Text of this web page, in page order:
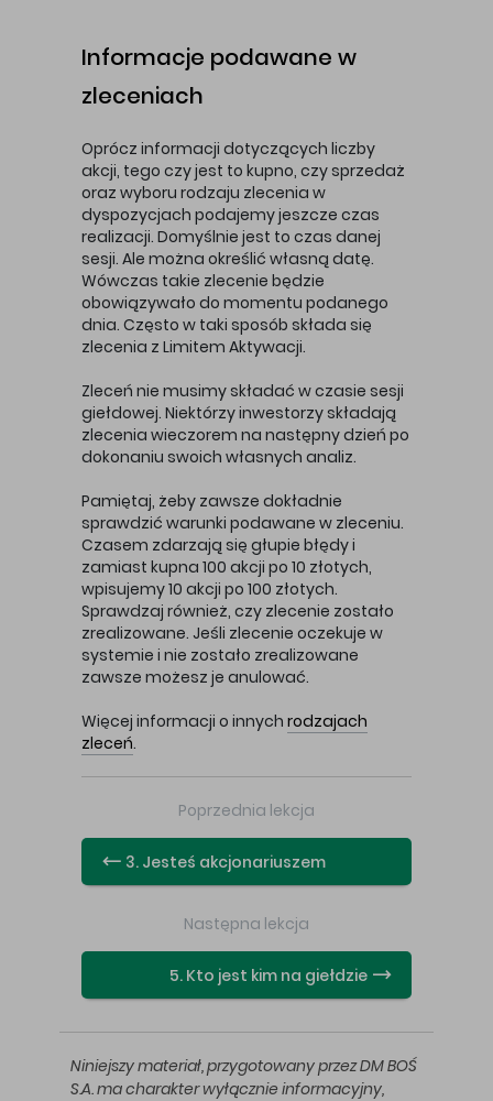
Informacje podawane w
zleceniach
Oprócz informacji dotyczących liczby
akcji, tego czy jest to kupno, czy sprzedaż
oraz wyboru rodzaju zlecenia w
dyspozycjach podajemy jeszcze czas
realizacji. Domyślnie jest to czas danej
sesji. Ale można określić własną datę.
Wówczas takie zlecenie będzie
obowiązywało do momentu podanego
dnia. Często w taki sposób składa się
zlecenia z Limitem Aktywacji.
Zleceń nie musimy składać w czasie sesji
giełdowej. Niektórzy inwestorzy składają
zlecenia wieczorem na następny dzień po
dokonaniu swoich własnych analiz.
Pamiętaj, żeby zawsze dokładnie
sprawdzić warunki podawane w zleceniu.
Czasem zdarzają się głupie błędy i
zamiast kupna 100 akcji po 10 złotych,
wpisujemy 10 akcji po 100 złotych.
Sprawdzaj również, czy zlecenie zostało
zrealizowane. Jeśli zlecenie oczekuje w
systemie i nie zostało zrealizowane
zawsze możesz je anulować.
Więcej informacji o innych rodzajach
zleceń.
Poprzednia lekcja
3. Jesteś akcjonariuszem
Następna lekcja
5. Kto jest kim na giełdzie
Niniejszy materiał, przygotowany przez DM BOŚ
S.A. ma charakter wyłącznie informacyjny,